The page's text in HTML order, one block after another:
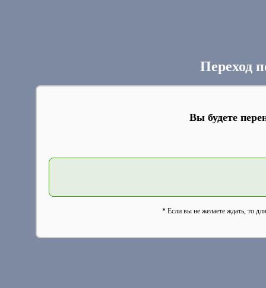
Переход
Вы будете
* Если вы не желаете ждать, то